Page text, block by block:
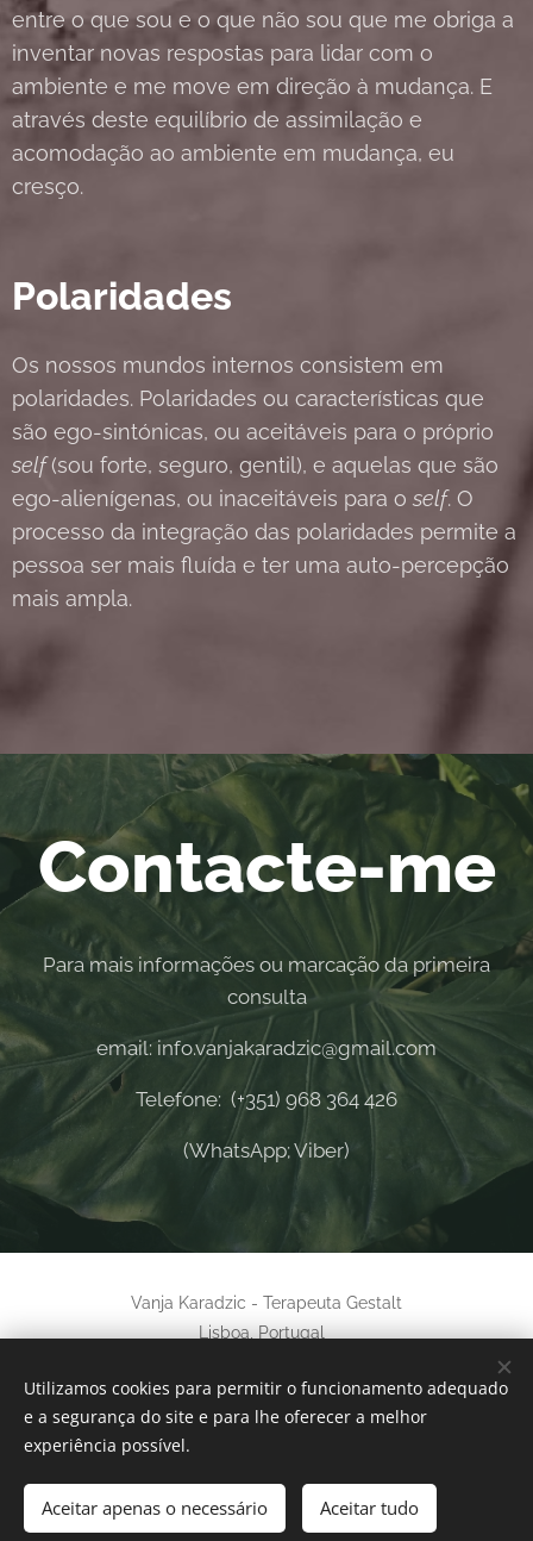
entre o que sou e o que não sou que me obriga a
inventar novas respostas para lidar com o
ambiente e me move em direção à mudança. E
através deste equilíbrio de assimilação e
acomodação ao ambiente em mudança, eu
cresço.
Polaridades
Os nossos mundos internos consistem em
polaridades. Polaridades ou características que
são ego-sintónicas, ou aceitáveis ​​para o próprio
self(sou forte, seguro, gentil), e aquelas que são
ego-alienígenas, ou inaceitáveis ​​para o self. O
processo da integração das polaridades permite a
pessoa ser mais fluída e ter uma auto-percepção
mais ampla.
Contacte-me
Para mais informações ou marcação da primeira
consulta
email: info.vanjakaradzic@gmail.com
Telefone: (+351) 968 364 426
(WhatsApp; Viber)
Vanja Karadzic - Terapeuta Gestalt
Lisboa, Portugal
Primary language of this website is Portuguese
English
Português
Utilizamos cookies para permitir o funcionamento adequado
e a segurança do site e para lhe oferecer a melhor
experiência possível.
Aceitar apenas o necessário Aceitar tudo